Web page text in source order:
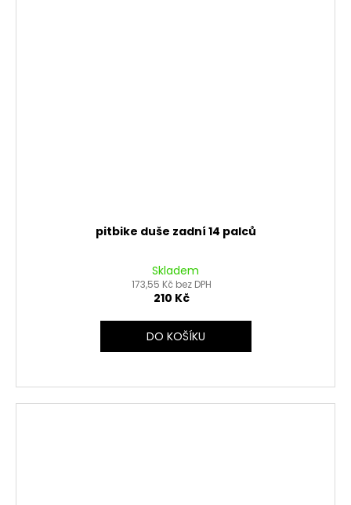
pitbike duše zadní 14 palců
Skladem
173,55 Kč bez DPH
210 Kč
DO KOŠÍKU